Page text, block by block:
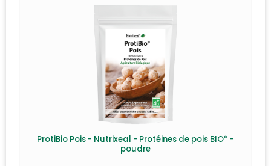
ProtiBio Pois - Nutrixeal - Protéines de pois BIO* -
poudre